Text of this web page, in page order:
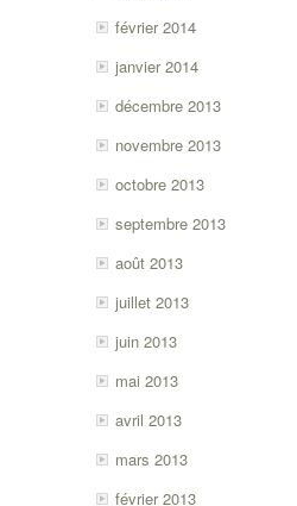
février 2014
janvier 2014
décembre 2013
novembre 2013
octobre 2013
septembre 2013
août 2013
juillet 2013
juin 2013
mai 2013
avril 2013
mars 2013
février 2013